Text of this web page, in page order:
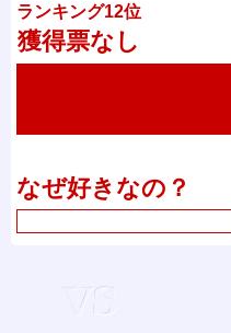
ランキング12位
獲得票なし
なぜ好きなの？